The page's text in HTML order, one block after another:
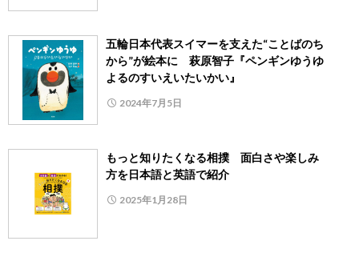
五輪日本代表スイマーを支えた“ことばのち
から”が絵本に 萩原智子『ペンギンゆうゆ
よるのすいえいたいかい』
2024年7月5日
もっと知りたくなる相撲 面白さや楽しみ
方を日本語と英語で紹介
2025年1月28日